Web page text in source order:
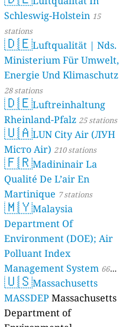
Schleswig-Holstein 15
stations
🇩🇪Luftqualität | Nds.
Ministerium Für Umwelt,
Energie Und Klimaschutz
28 stations
🇩🇪Luftreinhaltung
Rheinland-Pfalz 25 stations
🇺🇦LUN City Air (ЛУН
Місто Air) 210 stations
🇫🇷Madininair La
Qualité De L’air En
Martinique 7 stations
🇲🇾Malaysia
Department Of
Environment (DOE); Air
Polluant Index
Management System 66
stations
🇺🇸Massachusetts
MASSDEP Massachusetts
Department of